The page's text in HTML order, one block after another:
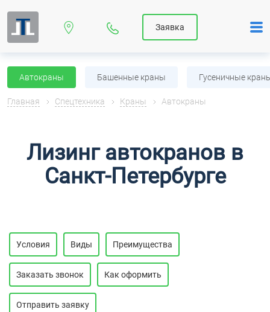
Заявка
Автокраны Башенные краны Гусеничные
Главная Спецтехника Краны Автокраны
Лизинг автокранов в
Санкт-Петербурге
Условия Виды Преимущества
Заказать звонок Как оформить
Отправить заявку